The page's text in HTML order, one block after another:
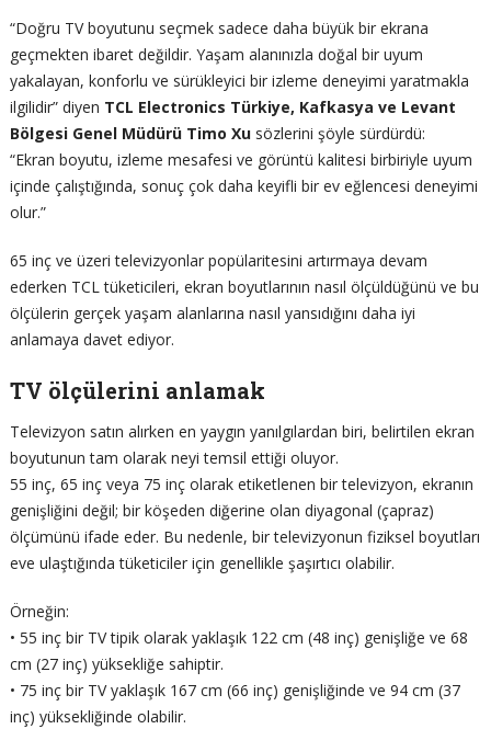
“Doğru TV boyutunu seçmek sadece daha büyük bir ekrana
geçmekten ibaret değildir. Yaşam alanınızla doğal bir uyum
yakalayan, konforlu ve sürükleyici bir izleme deneyimi yaratmakla
ilgilidir” diyen TCL Electronics Türkiye, Kafkasya ve Levant
Bölgesi Genel Müdürü Timo Xusözlerini şöyle sürdürdü:
“Ekran boyutu, izleme mesafesi ve görüntü kalitesi birbiriyle uyum
içinde çalıştığında, sonuç çok daha keyifli bir ev eğlencesi deneyimi
olur.”
65 inç ve üzeri televizyonlar popülaritesini artırmaya devam
ederken TCL tüketicileri, ekran boyutlarının nasıl ölçüldüğünü ve bu
ölçülerin gerçek yaşam alanlarına nasıl yansıdığını daha iyi
anlamaya davet ediyor.
TV ölçülerini anlamak
Televizyon satın alırken en yaygın yanılgılardan biri, belirtilen ekran
boyutunun tam olarak neyi temsil ettiği oluyor.
55 inç, 65 inç veya 75 inç olarak etiketlenen bir televizyon, ekranın
genişliğini değil; bir köşeden diğerine olan diyagonal (çapraz)
ölçümünü ifade eder. Bu nedenle, bir televizyonun fiziksel boyutları
eve ulaştığında tüketiciler için genellikle şaşırtıcı olabilir.
Örneğin:
• 55 inç bir TV tipik olarak yaklaşık 122 cm (48 inç) genişliğe ve 68
cm (27 inç) yüksekliğe sahiptir.
• 75 inç bir TV yaklaşık 167 cm (66 inç) genişliğinde ve 94 cm (37
inç) yüksekliğinde olabilir.